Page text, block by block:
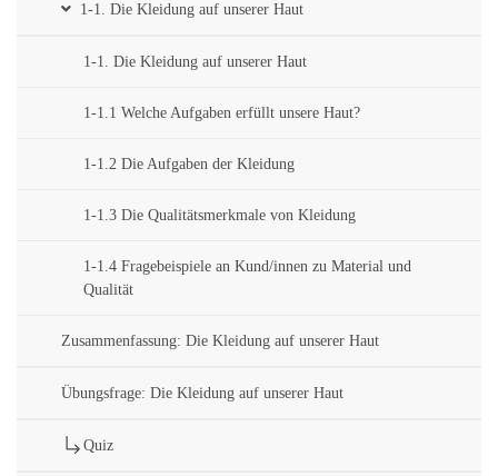
1-1. Die Kleidung auf unserer Haut
1-1. Die Kleidung auf unserer Haut
1-1.1 Welche Aufgaben erfüllt unsere Haut?
1-1.2 Die Aufgaben der Kleidung
1-1.3 Die Qualitätsmerkmale von Kleidung
1-1.4 Fragebeispiele an Kund/innen zu Material und
Qualität
Zusammenfassung: Die Kleidung auf unserer Haut
Übungsfrage: Die Kleidung auf unserer Haut
Quiz